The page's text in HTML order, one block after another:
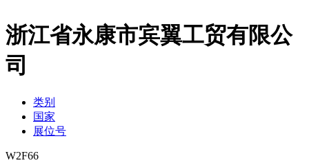
浙江省永康市宾翼工贸有限公
司
类别
国家
展位号
W2F66